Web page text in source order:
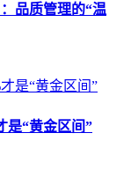
品质管理的“温
是“黄金区间”